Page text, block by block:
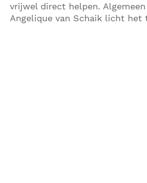
vrijwel direct helpen.
Angelique van Schaik licht het